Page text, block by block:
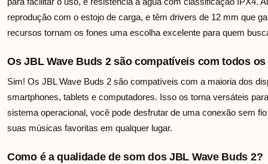
reprodução com o estojo de carga, e têm drivers de 12 mm que
recursos tornam os fones uma escolha excelente para quem
Os JBL Wave Buds 2 são compatíveis com todos
Sim! Os JBL Wave Buds 2 são compatíveis com a maioria dos
smartphones, tablets e computadores. Isso os torna versáteis
sistema operacional, você pode desfrutar de uma conexão sem
suas músicas favoritas em qualquer lugar.
Como é a qualidade de som dos JBL Wave Buds 2?